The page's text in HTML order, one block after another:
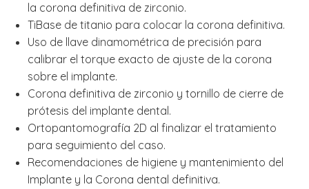
la corona definitiva de zirconio.
TiBase de titanio para colocar la corona definitiva.
Uso de llave dinamométrica de precisión para
calibrar el torque exacto de ajuste de la corona
sobre el implante.
Corona definitiva de zirconio y tornillo de cierre de
prótesis del implante dental.
Ortopantomografía 2D al finalizar el tratamiento
para seguimiento del caso.
Recomendaciones de higiene y mantenimiento del
Implante y la Corona dental definitiva.